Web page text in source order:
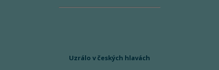
Uzrálo v českých hlavách